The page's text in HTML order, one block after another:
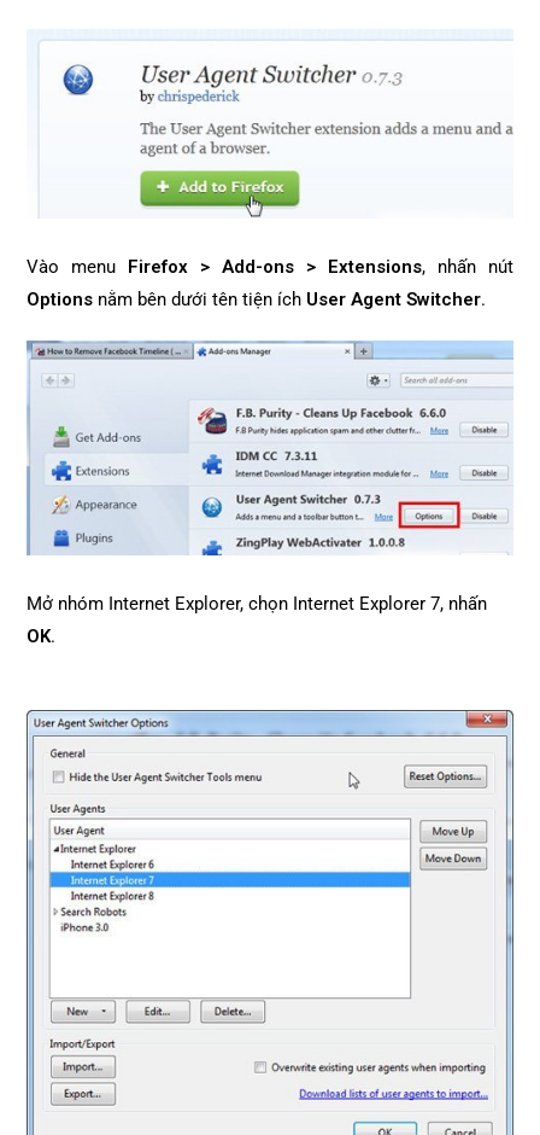
Vào menu Firefox > Add-ons > Extensions, nhấn nút
Options nằm bên dưới tên tiện ích User Agent Switcher.
Mở nhóm Internet Explorer, chọn Internet Explorer 7, nhấn
OK.